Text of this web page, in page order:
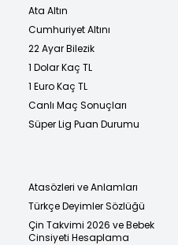
Ata Altın
Cumhuriyet Altını
22 Ayar Bilezik
1 Dolar Kaç TL
1 Euro Kaç TL
Canlı Maç Sonuçları
Süper Lig Puan Durumu
Atasözleri ve Anlamları
Türkçe Deyimler Sözlüğü
Çin Takvimi 2026 ve Bebek
Cinsiyeti Hesaplama